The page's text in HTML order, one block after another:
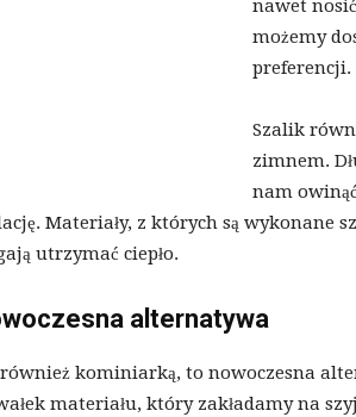
nawet
możemy
preferencji.
Szalik
zimnem.
nam
Materiały, z których są wykonane
utrzymać ciepło.
alternatywa
kominiarką, to nowoczesna
materiału, który zakładamy na